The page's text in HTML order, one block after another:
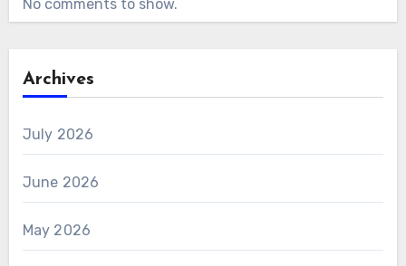
No comments to show.
Archives
July 2026
June 2026
May 2026